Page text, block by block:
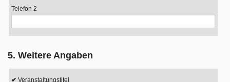
Telefon 2
5. Weitere Angaben
Veranstaltungstitel